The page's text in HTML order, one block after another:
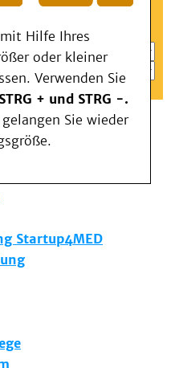
Schnelleinstieg
Hilfe Ihres
oder kleiner
Verwenden Sie
STRG + und STRG -.
gelangen Sie wieder
(KIM)
Startup4MED